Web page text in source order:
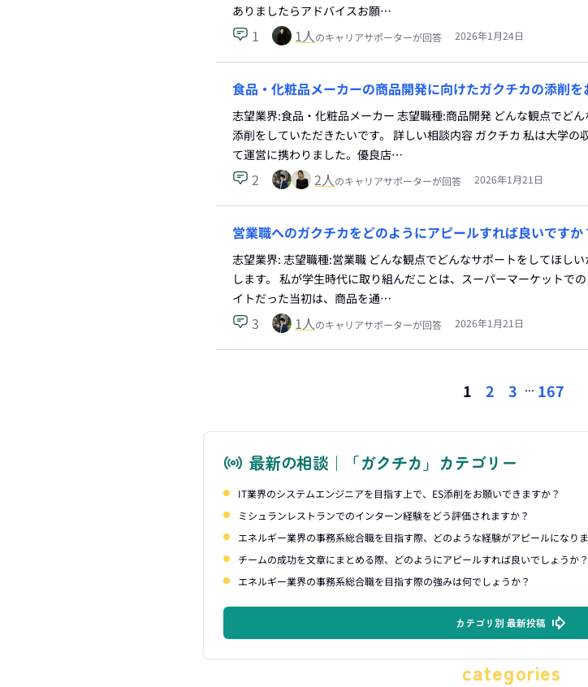
ありましたらアドバイスお願…
1 1人のキャリアサポーターが回答 2026年1月24日
食品・化粧品メーカーの商品開発に向けたガクチカの添削を
志望業界:食品・化粧品メーカー 志望職種:商品開発 どんな観点でど
添削をしていただきたいです。 詳しい相談内容 ガクチカ 私は大学の
て運営に携わりました。優良店…
2 2人のキャリアサポーターが回答 2026年1月21日
営業職へのガクチカをどのようにアピールすれば良いですか
志望業界: 志望職種:営業職 どんな観点でどんなサポートをしてほし
します。 私が学生時代に取り組んだことは、スーパーマーケットで
イトだった当初は、商品を通…
3 1人のキャリアサポーターが回答 2026年1月21日
1 2 3 ... 167
最新の相談｜「ガクチカ」カテゴリー
IT業界のシステムエンジニアを目指す上で、ES添削をお願いできますか？
ミシュランレストランでのインターン経験をどう評価されますか？
エネルギー業界の事務系総合職を目指す際、どのような経験がアピールになり
チームの成功を文章にまとめる際、どのようにアピールすれば良いでしょうか？
エネルギー業界の事務系総合職を目指す際の強みは何でしょうか？
カテゴリ別 最新投稿
categories